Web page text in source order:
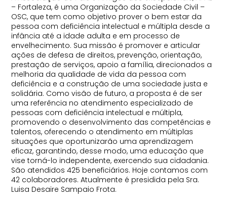
– Fortaleza, é uma Organização da Sociedade Civil –
OSC, que tem como objetivo prover o bem estar da
pessoa com deficiência intelectual e múltipla desde a
infância até a idade adulta e em processo de
envelhecimento. Sua missão é promover e articular
ações de defesa de direitos, prevenção, orientação,
prestação de serviços, apoio a família, direcionados a
melhoria da qualidade de vida da pessoa com
deficiência e a construção de uma sociedade justa e
solidária. Como visão de futuro, a proposta é de ser
uma referência no atendimento especializado de
pessoas com deficiência intelectual e múltipla,
promovendo o desenvolvimento das competências e
talentos, oferecendo o atendimento em múltiplas
situações que oportunizarão uma aprendizagem
eficaz, garantindo, desse modo, uma educação que
vise torná-lo independente, exercendo sua cidadania.
São atendidos 425 beneficiários. Hoje contamos com
42 colaboradores. Atualmente é presidida pela Sra.
Luisa Desaire Sampaio Frota.